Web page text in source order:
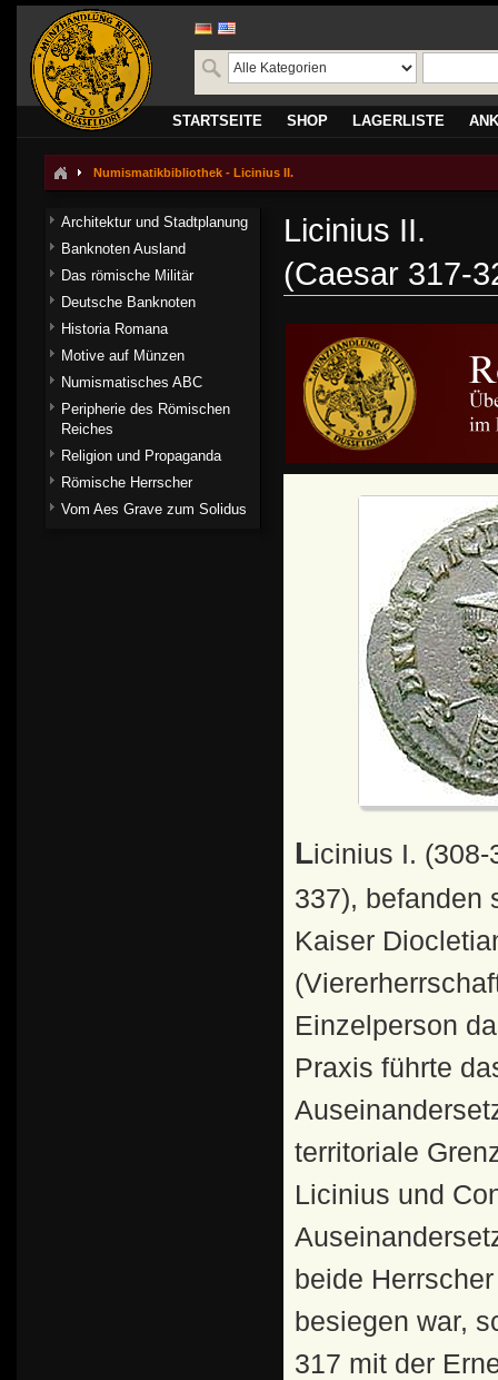
STARTSEITE SHOP LAGERLISTE
Numismatikbibliothek - Licinius II.
Licinius II.
(Caesar 317-
Licinius I. (308-324) und Constantin I., der Große (307-
337), befanden
Kaiser
Einzelperson
Praxis führte
territoriale
Licinius und
beide
besiegen war,
317 mit der
Architektur und Stadtplanung
Banknoten Ausland
Das römische Militär
Deutsche Banknoten
Historia Romana
Motive auf Münzen
Numismatisches ABC
Peripherie des Römischen
Reiches
Religion und Propaganda
Römische Herrscher
Vom Aes Grave zum Solidus